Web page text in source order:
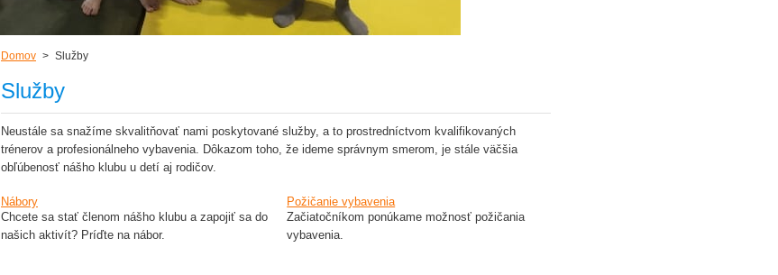
Domov > Služby
Služby
Neustále sa snažíme skvalitňovať nami poskytované služby, a to prostredníctvom kvalifikovaných
trénerov a profesionálneho vybavenia. Dôkazom toho, že ideme správnym smerom, je stále väčšia
obľúbenosť nášho klubu u detí aj rodičov.
Nábory
Chcete sa stať členom nášho klubu a zapojiť sa do
našich aktivít? Príďte na nábor.
Požičanie vybavenia
Začiatočníkom ponúkame možnosť požičania
vybavenia.